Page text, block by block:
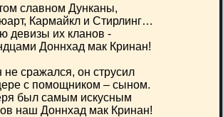
славном Дунканы,
Кармайкл и Стирлинг…
девизы их кланов -
Доннхад мак Кринан!
не сражался, он струсил
с помощником – сыном.
был самым искусным
наш Доннхад мак Кринан!